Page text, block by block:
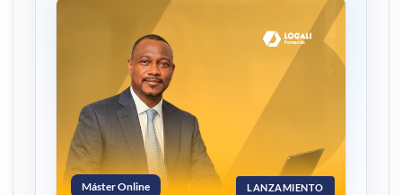
Máster Online LANZAMIENTO